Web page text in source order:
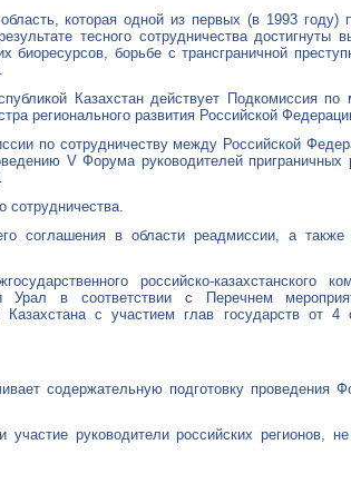
которая одной из первых (в 1993 году)
тесного сотрудничества достигнуты
борьбе с трансграничной
Казахстан действует Подкомиссия по
регионального развития Российской
по сотрудничеству между Российской
V Форума руководителей приграничных
сотрудничества.
соглашения в области реадмиссии, а
российско-казахстанского
Урал в соответствии с Перечнем
с участием глав государств от 4
содержательную подготовку проведения
руководители российских регионов,